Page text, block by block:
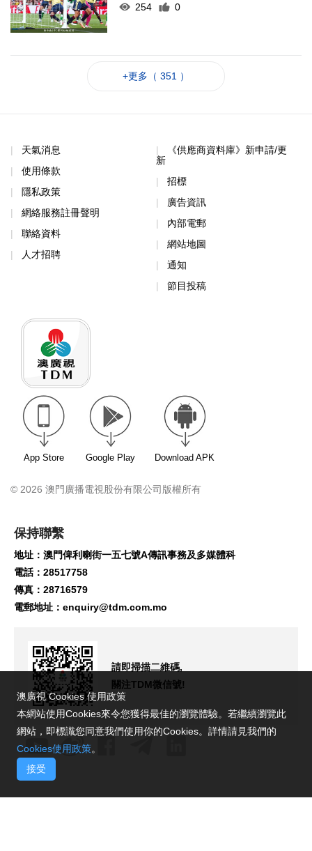
254
0
+更多（ 351 ）
天氣消息
使用條款
隱私政策
網絡服務註冊聲明
聯絡資料
人才招聘
《供應商資料庫》新申請/更
新
招標
廣告資訊
內部電郵
網站地圖
通知
節目投稿
App Store Google Play Download APK
© 2026 澳門廣播電視股份有限公司版權所有
保持聯繫
地址：澳門俾利喇街一五七號A傳訊事務及多媒體科
電話：28517758
傳真：28716579
電郵地址： enquiry@tdm.com.mo
請即掃描二維碼,
關注TDM微信號!
澳廣視 Cookies 使用政策
本網站使用Cookies來令您獲得最佳的瀏覽體驗。若繼續瀏覽此
網站，即標識您同意我們使用你的Cookies。詳情請見我們的
Cookies使用政策。
接受